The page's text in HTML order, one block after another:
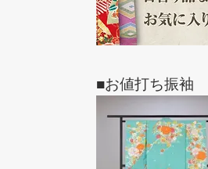
■お値打ち振袖